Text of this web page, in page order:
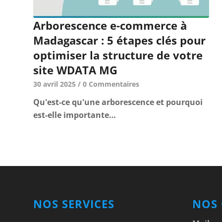
Arborescence e-commerce à
Madagascar : 5 étapes clés pour
optimiser la structure de votre
site WDATA MG
30 avril 2025 / 0 Commentaires
Qu'est-ce qu'une arborescence et pourquoi
est-elle importante…
NOS SERVICES NOS